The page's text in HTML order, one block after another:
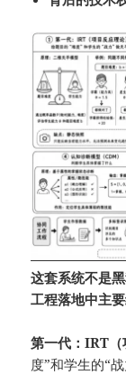
这套系统不是
工程落地中主
第一代：IRT（
度”和学生的“